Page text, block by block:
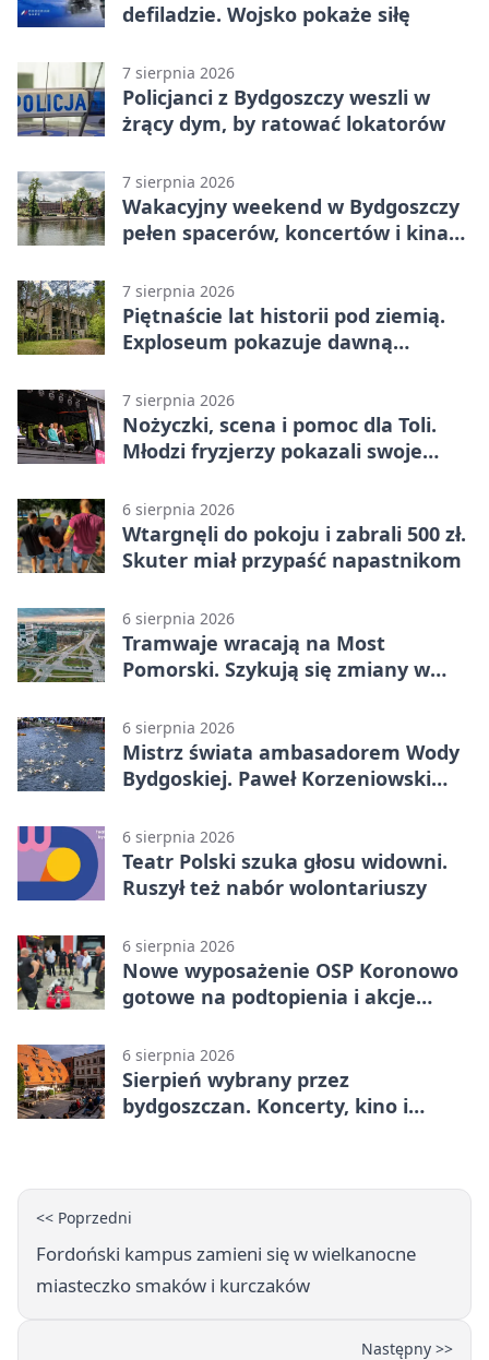
defiladzie. Wojsko pokaże siłę
7 sierpnia 2026
Policjanci z Bydgoszczy weszli w
żrący dym, by ratować lokatorów
7 sierpnia 2026
Wakacyjny weekend w Bydgoszczy
pełen spacerów, koncertów i kina
7 sierpnia 2026
Piętnaście lat historii pod ziemią.
Exploseum pokazuje dawną
7 sierpnia 2026
Nożyczki, scena i pomoc dla Toli.
Młodzi fryzjerzy pokazali swoje
6 sierpnia 2026
Wtargnęli do pokoju i zabrali 500 zł.
Skuter miał przypaść napastnikom
6 sierpnia 2026
Tramwaje wracają na Most
Pomorski. Szykują się zmiany w
6 sierpnia 2026
Mistrz świata ambasadorem Wody
Bydgoskiej. Paweł Korzeniowski
6 sierpnia 2026
Teatr Polski szuka głosu widowni.
Ruszył też nabór wolontariuszy
6 sierpnia 2026
Nowe wyposażenie OSP Koronowo
gotowe na podtopienia i akcje
6 sierpnia 2026
Sierpień wybrany przez
bydgoszczan. Koncerty, kino i
<< Poprzedni
Fordoński kampus zamieni się w wielkanocne
miasteczko smaków i kurczaków
Następny >>